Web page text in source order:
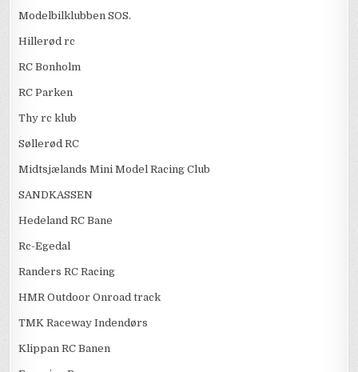
Modelbilklubben SOS.
Hillerød rc
RC Bonholm
RC Parken
Thy rc klub
Søllerød RC
Midtsjælands Mini Model Racing Club
SANDKASSEN
Hedeland RC Bane
Rc-Egedal
Randers RC Racing
HMR Outdoor Onroad track
TMK Raceway Indendørs
Klippan RC Banen